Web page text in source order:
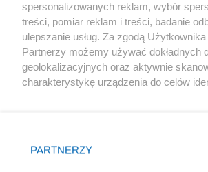
X Facebook Instagram
spersonalizowanych reklam, wybór
treści, pomiar reklam i treści, badanie
ulepszanie usług. Za zgodą
Partnerzy możemy używać dokładnych
geolokalizacyjnych oraz aktywnie
charakterystykę urządzenia do celów
zmienić/wycofać klikając przycisk
znajdujący się w lewym dolnym rogu
PARTNERZY